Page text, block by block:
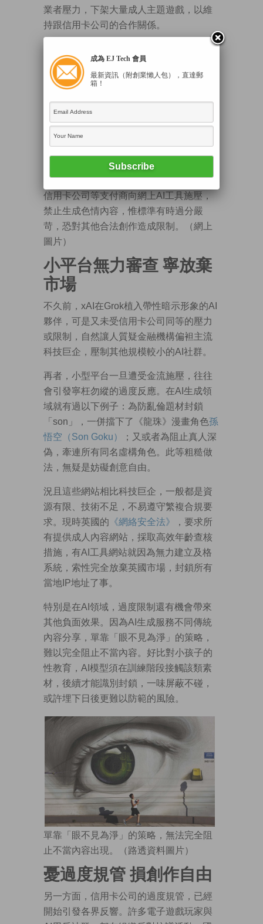
業者壓力，下架大量成人主題遊戲，以維
持跟信用卡公司的合作關係。
出發點本來無可非議，然而它們似乎卻會
篩選施壓對象。
信用卡公司等支付商向網上AI工具施壓，
禁止生成色情內容，惟標準有時過分嚴
苛，恐對其他合法創作造成限制。（網上
圖片）
小平台無力審查 寧放棄
市場
不久前，xAI在Grok植入帶性暗示形象的AI
夥伴，可是又未受信用卡公司同等的壓力
或限制，自然讓人質疑金融機構偏袒主流
科技巨企，壓制其他規模較小的AI社群。
再者，小型平台一旦遭受金流施壓，往往
會引發寧枉勿縱的過度反應。在AI生成領
域就有過以下例子：為防亂倫題材封鎖
「son」，一併擋下了《龍珠》漫畫角色孫
悟空（Son Goku）
；又或者為阻止真人深
偽，牽連所有同名虛構角色。此等粗糙做
法，無疑是妨礙創意自由。
況且這些網站相比科技巨企，一般都是資
源有限、技術不足，不易遵守繁複合規要
求。現時英國的 《網絡安全法》
，要求所
有提供成人內容網站，採取高效年齡查核
措施，有AI工具網站就因為無力建立及格
系統，索性完全放棄英國市場，封鎖所有
當地IP地址了事。
特別是在AI領域，過度限制還有機會帶來
其他負面效果。因為AI生成服務不同傳統
內容分享，單靠「眼不見為淨」的策略，
難以完全阻止不當內容。好比對小孩子的
性教育，AI模型須在訓練階段接觸該類素
材，後續才能識別封鎖，一味屏蔽不碰，
或許埋下日後更難以防範的風險。
單靠「眼不見為淨」的策略，無法完全阻
止不當內容出現。（路透資料圖片）
憂過度規管 損創作自由
另一方面，信用卡公司的過度規管，已經
開始引發各界反響。許多電子遊戲玩家與
成為 EJ Tech 會員
最新資訊（附創業懶人包），直達郵
箱！